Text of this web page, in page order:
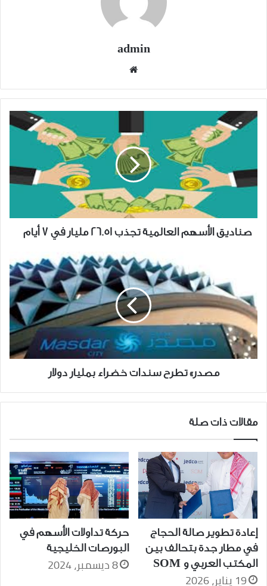
admin
صناديق
الأسهم
العالمية
26.51
مليار
7
أيام
صناديق الأسهم العالمية تجذب 26.51 مليار في 7 أيام
سندات
خضراء
بمليار
دولار
مصدر» تطرح سندات خضراء بمليار دولار
مقالات ذات صلة
إعادة تطوير صالة الحجاج
في مطار جدة بتحالف بين
المكتب العربي و SOM
19 يناير، 2026
حركة تداولات الأسهم في
البورصات الخليجية
8 ديسمبر، 2024